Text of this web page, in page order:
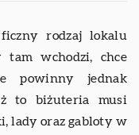
rodzaj lokalu
tam wchodzi, chce
powinny jednak
to biżuteria musi
lady oraz gabloty w